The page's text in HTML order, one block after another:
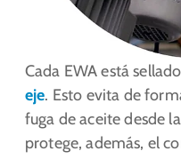
Cada EWA está
eje. Esto evita de
fuga de aceite desde
protege, además, el